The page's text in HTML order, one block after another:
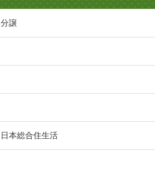
分譲
日本総合住生活